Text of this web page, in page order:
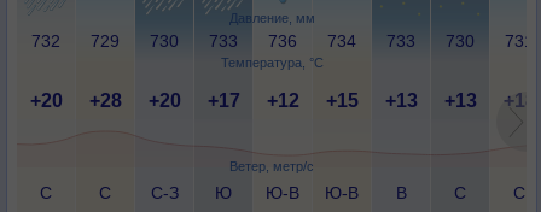
Давление, мм
Температура, °C
Ветер, метр/с
732 729 730 733 736 734 733 730 731
+20 +28 +20 +17 +12 +15 +13 +13 +18
С
С
С-З
Ю
Ю-В
Ю-В
В
С
С